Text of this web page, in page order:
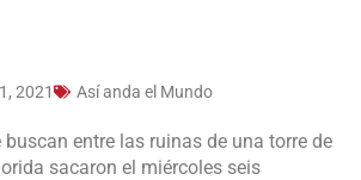
2021 Así anda el Mundo
entre las ruinas de una torre de
sacaron el miércoles seis